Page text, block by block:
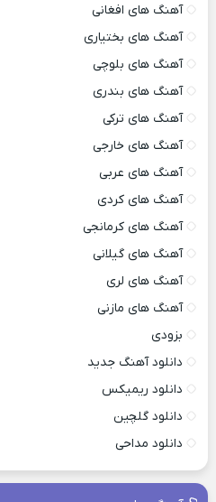
آهنگ های افغانی
آهنگ های بختیاری
آهنگ های بلوچی
آهنگ های بندری
آهنگ های ترکی
آهنگ های خارجی
آهنگ های عربی
آهنگ های کردی
آهنگ های کرمانجی
آهنگ های گیلانی
آهنگ های لری
آهنگ های مازنی
بزودی
دانلود آهنگ جدید
دانلود ریمیکس
دانلود گلچین
دانلود مداحی